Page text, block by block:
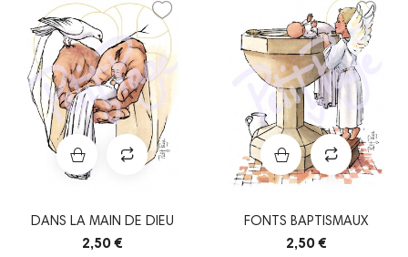
DANS LA MAIN DE DIEU
2,50 €
FONTS BAPTISMAUX
2,50 €